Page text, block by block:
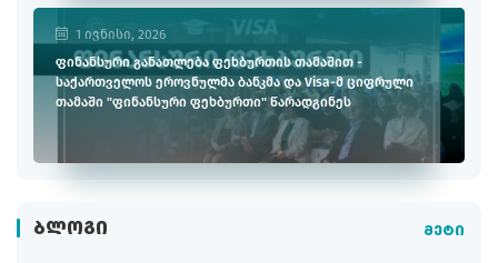
1 ივნისი, 2026
ფინანსური განათლება ფეხბურთის თამაშით -
საქართველოს ეროვნულმა ბანკმა და Visa-მ ციფრული
თამაში "ფინანსური ფეხბურთი" წარადგინეს
ᲑᲚᲝᲒᲘ მეტი